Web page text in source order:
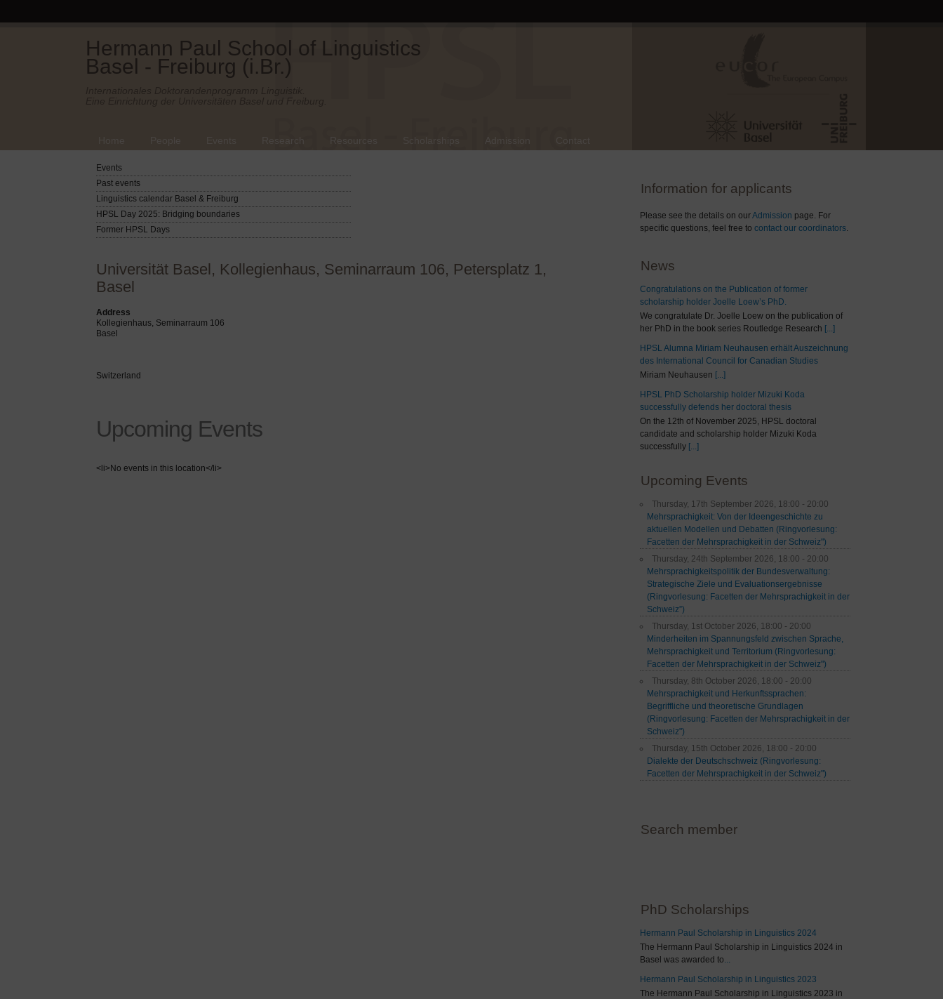
Hermann Paul School of Linguistics
Basel - Freiburg (i.Br.)
Events
Past events
Linguistics calendar Basel & Freiburg
HPSL Day 2025: Bridging boundaries
Former HPSL Days
Universität Basel, Kollegienhaus, Seminarraum 106, Petersplatz 1,
Basel
Address
Kollegienhaus, Seminarraum 106
Basel
Switzerland
Upcoming Events
<li>No events in this location</li>
Information for applicants
Please see the details on ourAdmission page. For
specific questions, feel free to contact our coordinators.
News
Congratulations on the Publication of former
scholarship holder Joelle Loew’s PhD.
We congratulate Dr. Joelle Loew on the publication of
her PhD in the book series Routledge Research [...]
HPSL Alumna Miriam Neuhausen erhält Auszeichnung
des International Council for Canadian Studies
Miriam Neuhausen [...]
HPSL PhD Scholarship holder Mizuki Koda
successfully defends her doctoral thesis
On the 12th of November 2025, HPSL doctoral
candidate and scholarship holder Mizuki Koda
successfully [...]
Upcoming Events
Thursday, 17th September 2026, 18:00 - 20:00
Mehrsprachigkeit: Von der Ideengeschichte zu
aktuellen Modellen und Debatten (Ringvorlesung:
Facetten der Mehrsprachigkeit in der Schweiz")
Thursday, 24th September 2026, 18:00 - 20:00
Mehrsprachigkeitspolitik der Bundesverwaltung:
Strategische Ziele und Evaluationsergebnisse
(Ringvorlesung: Facetten der Mehrsprachigkeit in der
Schweiz”)
Thursday, 1st October 2026, 18:00 - 20:00
Minderheiten im Spannungsfeld zwischen Sprache,
Mehrsprachigkeit und Territorium (Ringvorlesung:
Facetten der Mehrsprachigkeit in der Schweiz")
Thursday, 8th October 2026, 18:00 - 20:00
Mehrsprachigkeit und Herkunftssprachen:
Begriffliche und theoretische Grundlagen
(Ringvorlesung: Facetten der Mehrsprachigkeit in der
Schweiz")
Thursday, 15th October 2026, 18:00 - 20:00
Dialekte der Deutschschweiz (Ringvorlesung:
Facetten der Mehrsprachigkeit in der Schweiz")
Search member
PhD Scholarships
Hermann Paul Scholarship in Linguistics 2024
The Hermann Paul Scholarship in Linguistics 2024 in
Basel was awarded to...
Hermann Paul Scholarship in Linguistics 2023
The Hermann Paul Scholarship in Linguistics 2023 in